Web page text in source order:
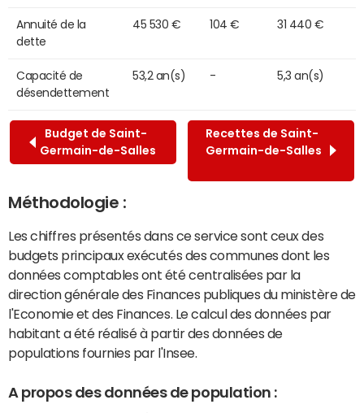
Annuité de la
dette
45 530 € 104 € 31 440 €
Capacité de
désendettement
53,2 an(s) - 5,3 an(s)
Budget de Saint-
Germain-de-Salles
Recettes de Saint-
Germain-de-Salles
Méthodologie :
Les chiffres présentés dans ce service sont ceux des
budgets principaux exécutés des communes dont les
données comptables ont été centralisées par la
direction générale des Finances publiques du ministère de
l'Economie et des Finances. Le calcul des données par
habitant a été réalisé à partir des données de
populations fournies par l'Insee.
A propos des données de population :